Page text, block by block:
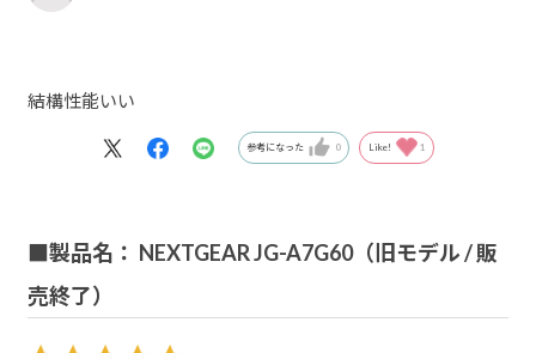
結構性能いい
参考になった 0 Like! 1
■製品名： NEXTGEAR JG-A7G60（旧モデル / 販
売終了）